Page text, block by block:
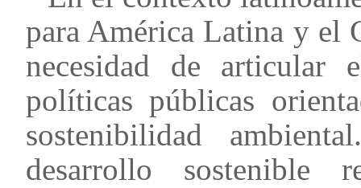
para América Latina y el
necesidad de articular
políticas públicas
sostenibilidad
desarrollo sostenible